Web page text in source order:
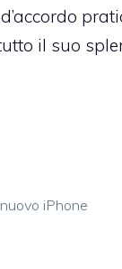
il suo
nuovo iPhone